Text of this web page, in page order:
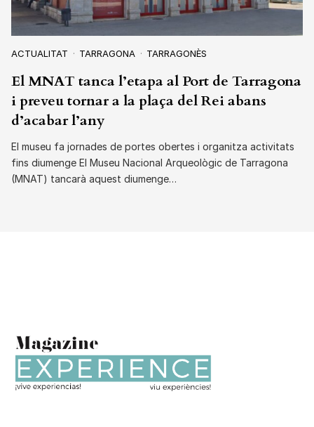
ACTUALITAT TARRAGONA TARRAGONÈS
El MNAT tanca l’etapa al Port de Tarragona
i preveu tornar a la plaça del Rei abans
d’acabar l’any
El museu fa jornades de portes obertes i organitza activitats
fins diumenge El Museu Nacional Arqueològic de Tarragona
(MNAT) tancarà aquest diumenge…